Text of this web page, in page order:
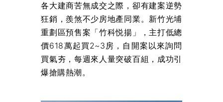
各大建商苦無成交之際，卻有建案逆勢
狂銷，羨煞不少房地產同業。新竹光埔
重劃區預售案「竹科悦揚」，主打低總
價618萬起買2~3房，自開案以來詢問
買氣夯，每週來人量突破百組，成功引
爆搶購熱潮。